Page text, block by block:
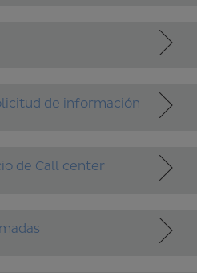
de información
de Call center